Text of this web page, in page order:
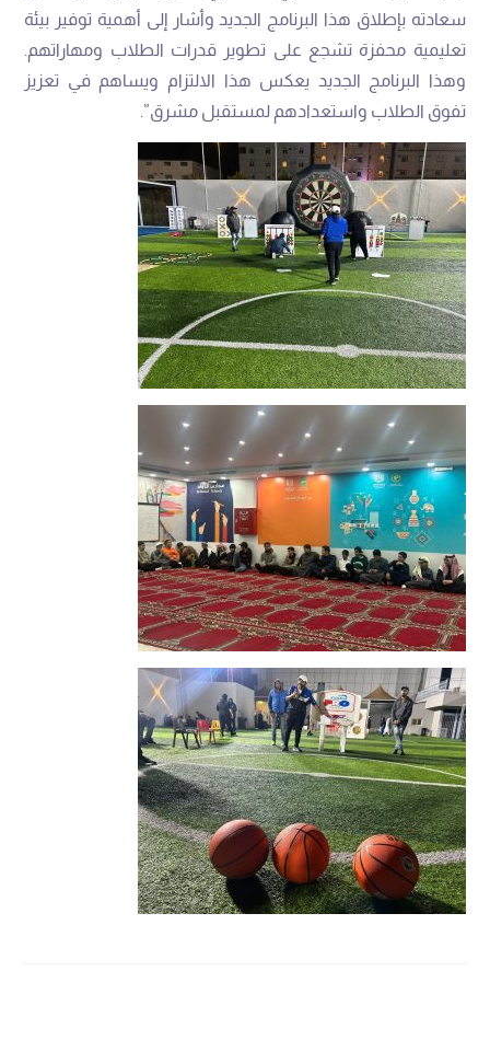
سعادته بإطلاق هذا البرنامج الجديد وأشار إلى أهمية توفير بيئة
تعليمية محفزة تشجع على تطوير قدرات الطلاب ومهاراتهم.
وهذا البرنامج الجديد يعكس هذا الالتزام ويساهم في تعزيز
تفوق الطلاب واستعدادهم لمستقبل مشرق”.